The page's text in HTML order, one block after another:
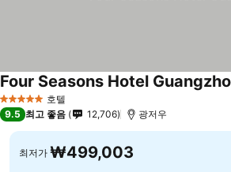
5 성급 호텔
Four Seasons Hotel
9.5 최고 좋음 12,706 광저우
최저가 ₩499,003